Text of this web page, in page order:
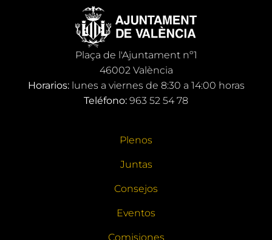
Plaça de l'Ajuntament nº1
46002 València
Horarios:lunes a viernes de 8:30 a 14:00 horas
Teléfono: 963 52 54 78
Plenos
Juntas
Consejos
Eventos
Comisiones